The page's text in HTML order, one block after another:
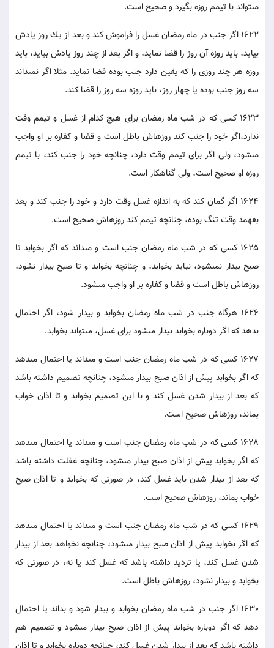
مى‏تواند با تيمم روزه بگيرد و صحيح است.
1622 اگر جنب در ماه رمضان غسل را فراموش كند و بعد از يك روز يادش
بيايد، بايد روزه آن روز را قضا نمايد، و اگر بعد از چند روز يادش بيايد، بايد
روزه هر چند روزى را كه يقين دارد جنب بوده قضا نمايد. مثلا اگر نمى‏داند
سه روز جنب بوده يا چهار روز، بايد روزه سه روز را قضا كند.
1623 كسى كه در شب ماه رمضان براى هيچ كدام از غسل و تيمم وقت
ندارد،اگر خود را جنب كند روزه‏اش باطل است و قضا و كفاره بر او واجب
مى‏شود، ولى اگر براى تيمم وقت دارد، چنانچه خود را جنب كند، با تيمم
روزه او صحيح است، ولى گناهكار است.
1624 اگر گمان كند كه به اندازه غسل وقت دارد و خود را جنب كند و بعد
بفهمد وقت تنگ بوده، چنانچه تيمم كند روزه‏اش صحيح است.
1625 كسى كه در شب ماه رمضان جنب است و مى‏داند كه اگر بخوابد تا
صبح بيدار نمى‏شود، نبايد بخوابد، و چنانچه بخوابد و تا صبح بيدار نشود،
روزه‏اش باطل است و قضا و كفاره بر او واجب مى‏شود.
1626 هرگاه جنب در شب ماه رمضان بخوابد و بيدار شود، اگر احتمال
بدهد كه اگر دوباره بخوابد بيدار مى‏شود براى غسل، مى‏تواند بخوابد.
1627 كسى كه در شب ماه رمضان جنب است و مى‏داند يا احتمال مى‏دهد
كه اگر بخوابد پيش از اذان صبح بيدار مى‏شود، چنانچه تصميم داشته باشد
كه بعد از بيدار شدن غسل كند و با اين تصميم بخوابد و تا اذان خواب
بماند، روزه‏اش صحيح است.
1628 كسى كه در شب ماه رمضان جنب است و مى‏داند يا احتمال مى‏دهد
كه اگر بخوابد پيش از اذان صبح بيدار مى‏شود، چنانچه غفلت داشته باشد
كه بعد از بيدار شدن بايد غسل كند، در صورتى كه بخوابد و تا اذان صبح
خواب بماند، روزه‏اش صحيح است.
1629 كسى كه در شب ماه رمضان جنب است و مى‏داند يا احتمال مى‏دهد
كه اگر بخوابد پيش از اذان صبح بيدار مى‏شود، چنانچه نخواهد بعد از بيدار
شدن غسل كند، يا ترديد داشته باشد كه غسل كند يا نه، در صورتى كه
بخوابد و بيدار نشود، روزه‏اش باطل است.
1630 اگر جنب در شب ماه رمضان بخوابد و بيدار شود و بداند يا احتمال
دهد كه اگر دوباره بخوابد پيش از اذان صبح بيدار مى‏شود و تصميم هم